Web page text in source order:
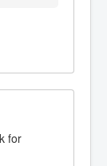
for